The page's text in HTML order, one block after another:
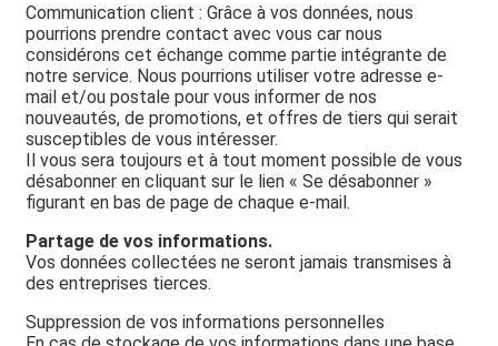
Communication client : Grâce à vos données, nous
pourrions prendre contact avec vous car nous
considérons cet échange comme partie intégrante de
notre service. Nous pourrions utiliser votre adresse e-
mail et/ou postale pour vous informer de nos
nouveautés, de promotions, et offres de tiers qui serait
susceptibles de vous intéresser.
Il vous sera toujours et à tout moment possible de vous
désabonner en cliquant sur le lien « Se désabonner »
figurant en bas de page de chaque e-mail.
Partage de vos informations.
Vos données collectées ne seront jamais transmises à
des entreprises tierces.
Suppression de vos informations personnelles